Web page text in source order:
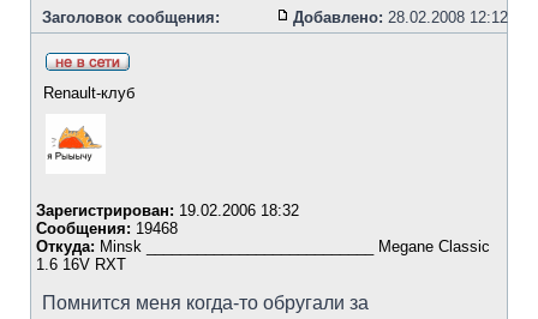
Заголовок сообщения:
Добавлено: 28.02.2008 12:12
Renault-клуб
Зарегистрирован: 19.02.2006 18:32
Сообщения: 19468
Откуда: Minsk ___________________________ Megane Classic
1.6 16V RXT
Помнится меня когда-то обругали за